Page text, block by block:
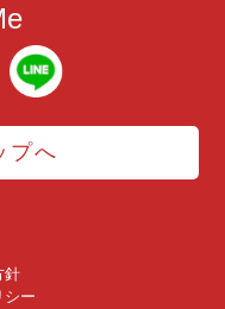
プへ
針
シー